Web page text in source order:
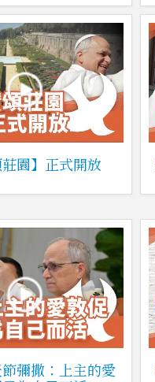
園】正式開放
彌撒：上主的愛